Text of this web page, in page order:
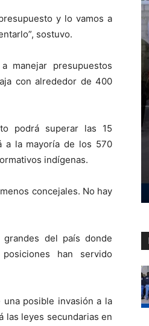
y lo vamos a
sostuvo.
manejar presupuestos
con alrededor de 400
podrá superar las 15
a la mayoría de los 570
indígenas.
concejales. No hay
del país donde
han servido
posible invasión a la
las leyes secundarias en